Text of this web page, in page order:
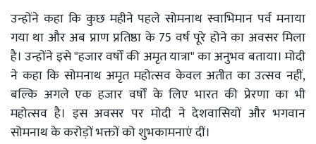
उन्होंने कहा कि कुछ महीने पहले सोमनाथ स्वाभिमान पर्व मनाया
गया था और अब प्राण प्रतिष्ठा के 75 वर्ष पूरे होने का अवसर मिला
है। उन्होंने इसे "हजार वर्षों की अमृत यात्रा" का अनुभव बताया। मोदी
ने कहा कि सोमनाथ अमृत महोत्सव केवल अतीत का उत्सव नहीं,
बल्कि अगले एक हजार वर्षों के लिए भारत की प्रेरणा का भी
महोत्सव है। इस अवसर पर मोदी ने देशवासियों और भगवान
सोमनाथ के करोड़ों भक्तों को शुभकामनाएं दीं।